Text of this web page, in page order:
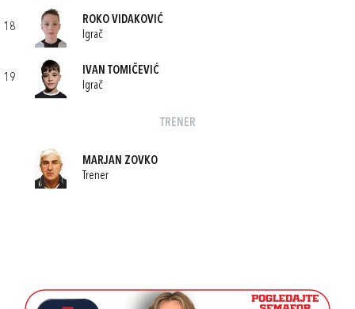
18
ROKO VIDAKOVIĆ
Igrač
19
IVAN TOMIČEVIĆ
Igrač
TRENER
MARJAN ZOVKO
Trener